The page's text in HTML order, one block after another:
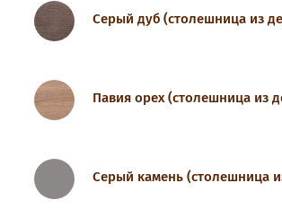
Серый дуб (столешница из
Павия орех (столешница из
Серый камень (столешница